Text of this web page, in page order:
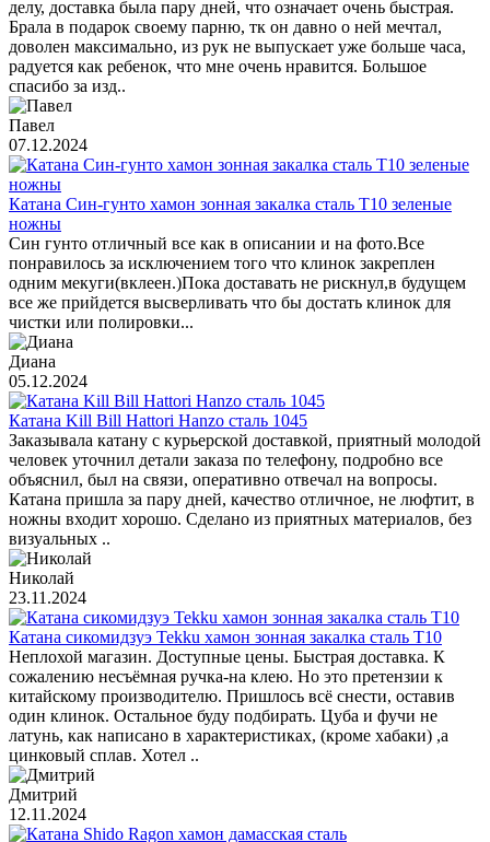
делу, доставка была пару дней, что означает очень быстрая.
Брала в подарок своему парню, тк он давно о ней мечтал,
доволен максимально, из рук не выпускает уже больше часа,
радуется как ребенок, что мне очень нравится. Большое
спасибо за изд..
Павел
07.12.2024
Катана Син-гунто хамон зонная закалка сталь T10 зеленые
ножны
Син гунто отличный все как в описании и на фото.Все
понравилось за исключением того что клинок закреплен
одним мекуги(вклеен.)Пока доставать не рискнул,в будущем
все же прийдется высверливать что бы достать клинок для
чистки или полировки...
Диана
05.12.2024
Катана Kill Bill Hattori Hanzo сталь 1045
Заказывала катану с курьерской доставкой, приятный молодой
человек уточнил детали заказа по телефону, подробно все
объяснил, был на связи, оперативно отвечал на вопросы.
Катана пришла за пару дней, качество отличное, не люфтит, в
ножны входит хорошо. Сделано из приятных материалов, без
визуальных ..
Николай
23.11.2024
Катана сикомидзуэ Tekku хамон зонная закалка сталь T10
Неплохой магазин. Доступные цены. Быстрая доставка. К
сожалению несъёмная ручка-на клею. Но это претензии к
китайскому производителю. Пришлось всё снести, оставив
один клинок. Остальное буду подбирать. Цуба и фучи не
латунь, как написано в характеристиках, (кроме хабаки) ,а
цинковый сплав. Хотел ..
Дмитрий
12.11.2024